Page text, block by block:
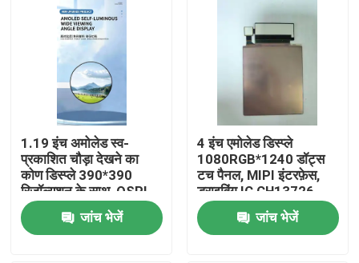
1.19 इंच अमोलेड स्व-
प्रकाशित चौड़ा देखने का
कोण डिस्प्ले 390*390
रिज़ॉल्यूशन के साथ, QSPI
इंटरफेस, ड्राइविंग IC
CO5300 चमक 650cd
जांच भेजें
4 इंच एमोलेड डिस्प्ले
1080RGB*1240 डॉट्स
टच पैनल, MIPI इंटरफ़ेस,
ड्राइविंग IC CH13726
800c/d के साथ
जांच भेजें